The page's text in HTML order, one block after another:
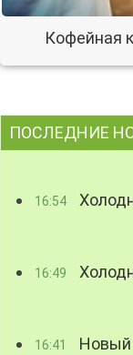
Кофейная
ПОСЛЕДНИЕ
16:54
16:49
16:41
Новый